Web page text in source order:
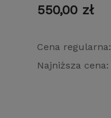
550,00 zł
Cena regularna:
Najniższa cena: